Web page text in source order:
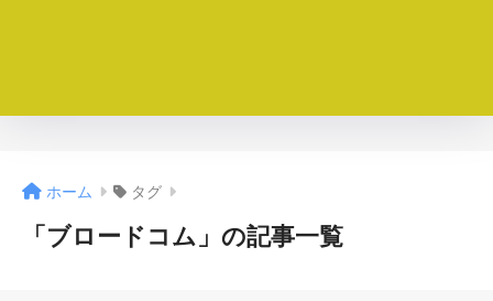
ホーム タグ
「ブロードコム」の記事一覧